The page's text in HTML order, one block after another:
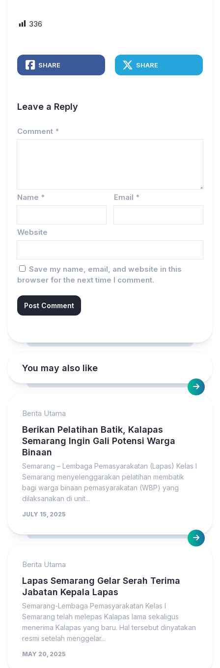
336
SHARE SHARE
Leave a Reply
Comment *
Name * Email *
Website
Save my name, email, and website in this
browser for the next time I comment.
You may also like
Berita Utama
Berikan Pelatihan Batik, Kalapas
Semarang Ingin Gali Potensi Warga
Binaan
Semarang – Lembaga Pemasyarakatan (Lapas) Kelas I
Semarang menyelenggarakan pelatihan membatik
bagi warga binaan pemasyarakatan (WBP) yang
dilaksanakan di unit...
JULY 15, 2025
Berita Utama
Lapas Semarang Gelar Serah Terima
Jabatan Kepala Lapas
Semarang-Lembaga Pemasyarakatan Kelas I
Semarang telah melepas Kalapas lama sekaligus
menerima Kalapas yang baru. Hal tersebut dinyatakan
resmi setelah menggelar...
MAY 20, 2025